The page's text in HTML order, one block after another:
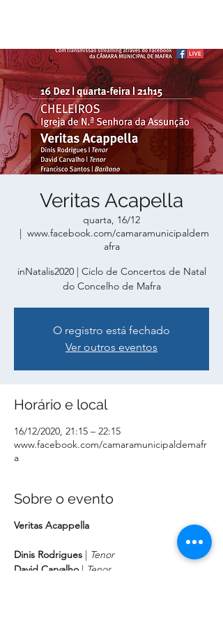
Veritas Acapella
quarta, 16/12
  |
www.facebook.com/camaramunicipaldem
afra
inNatalis2020 | Ciclo de Concertos de Natal
do Concelho de Mafra
O registro está fechado
Ver outros eventos
Horário e local
16/12/2020, 21:15 – 22:15
www.facebook.com/camaramunicipaldemafr
a
Sobre o evento
Veritas Acappella
Dinis Rodrigues | Tenor
David Carvalho | Tenor